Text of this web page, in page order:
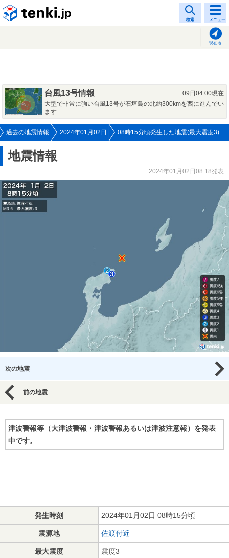
検索 メニュー
現在地
台風13号情報
09日04:00現在
大型で非常に強い台風13号が石垣島の北約300kmを西に進んでい
ます
過去の地震情報 2024年01月02日 08時15分頃発生した地震(最大震度3)
地震情報
2024年01月02日08:18発表
次の地震
前の地震
津波警報等（大津波警報・津波警報あるいは津波注意報）を発表
中です。
発生時刻 2024年01月02日 08時15分頃
震源地 佐渡付近
最大震度 震度3